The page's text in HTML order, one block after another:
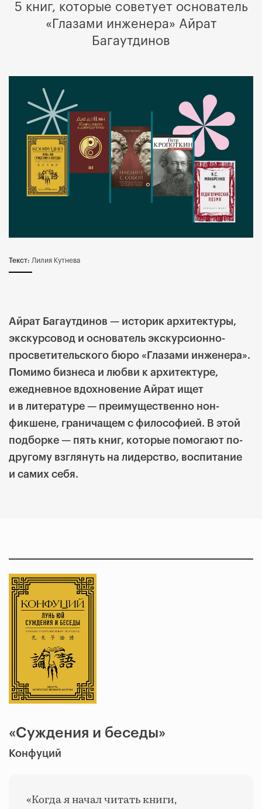
5 книг, которые советует основатель
«Глазами инженера» Айрат
Багаутдинов
Текст: Лилия Кутнева
Айрат Багаутдинов — историк архитектуры,
экскурсовод и основатель экскурсионно-
просветительского бюро «Глазами инженера».
Помимо бизнеса и любви к архитектуре,
ежедневное вдохновение Айрат ищет
и в литературе — преимущественно нон-
фикшене, граничащем с философией. В этой
подборке — пять книг, которые помогают по-
другому взглянуть на лидерство, воспитание
и самих себя.
«Суждения и беседы»
Конфуций
«Когда я начал читать книги,